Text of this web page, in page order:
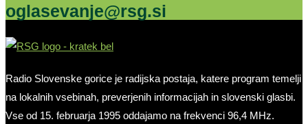
oglasevanje@rsg.si
Radio Slovenske gorice je radijska postaja, katere program temelji
na lokalnih vsebinah, preverjenih informacijah in slovenski glasbi.
Vse od 15. februarja 1995 oddajamo na frekvenci 96,4 MHz.